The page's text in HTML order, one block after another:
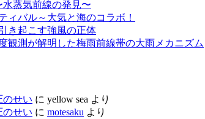
蒸気前線の発見〜
ィバル～大気と海のコラボ！
き起こす強風の正体
観測が解明した梅雨前線帯の大雨メカニズム
のせい に yellow sea より
のせい に motesaku より